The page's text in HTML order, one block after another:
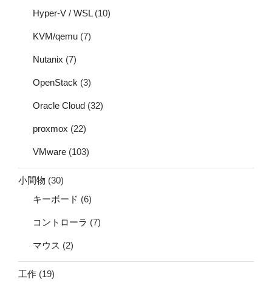
Hyper-V / WSL(10)
KVM/qemu (7)
Nutanix (7)
OpenStack (3)
Oracle Cloud (32)
proxmox (22)
VMware (103)
小間物 (30)
キーボード (6)
コントローラ (7)
マウス (2)
工作 (19)